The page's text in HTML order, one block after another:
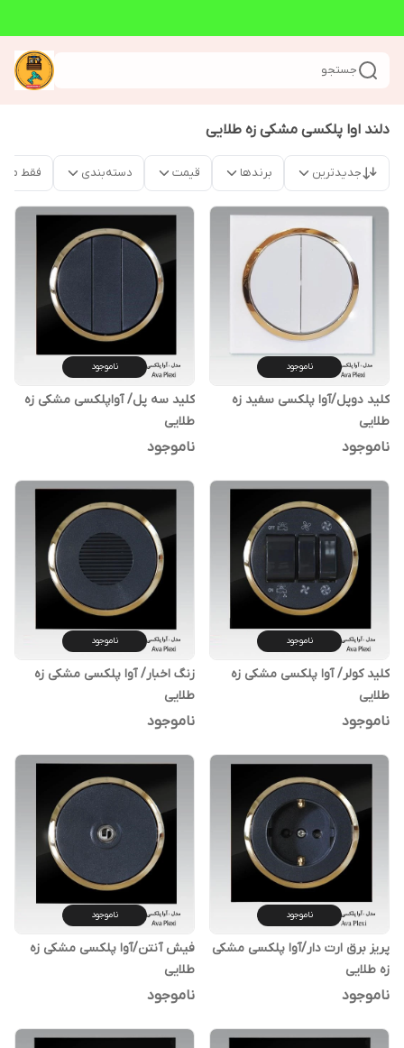
جستجو
دلند اوا پلکسی مشکی زه طلایی
جدیدترین برندها قیمت دسته‌بندی فقط
ناموجود
کلید دوپل/آوا پلکسی سفید زه
طلایی
ناموجود
ناموجود
کلید سه پل/ آواپلکسی مشکی زه
طلایی
ناموجود
ناموجود
کلید کولر/ آوا پلکسی مشکی زه
طلایی
ناموجود
ناموجود
زنگ اخبار/ آوا پلکسی مشکی زه
طلایی
ناموجود
ناموجود
پریز برق ارت دار/آوا پلکسی مشکی
زه طلایی
ناموجود
ناموجود
فیش آنتن/آوا پلکسی مشکی زه
طلایی
ناموجود